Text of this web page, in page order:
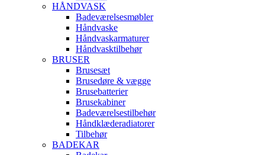
HÅNDVASK
Badeværelsesmøbler
Håndvaske
Håndvaskarmaturer
Håndvasktilbehør
BRUSER
Brusesæt
Brusedøre & vægge
Brusebatterier
Brusekabiner
Badeværelsestilbehør
Håndklæderadiatorer
Tilbehør
BADEKAR